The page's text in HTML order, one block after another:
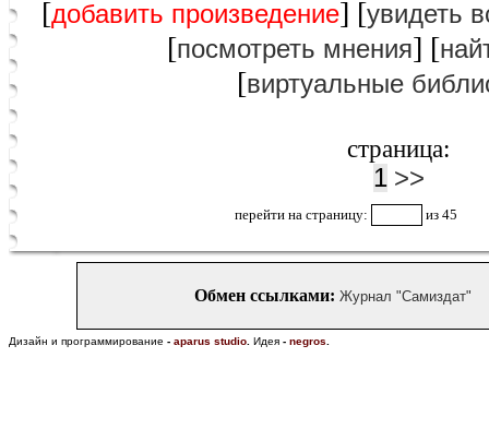
[добавить произведение] [увидеть
[посмотреть мнения] [
[виртуальные
страница:
1 >>
перейти на страницу: из 45
Обмен ссылками: Журнал "Самиздат"
Дизайн и программирование - aparus studio Идея - negros